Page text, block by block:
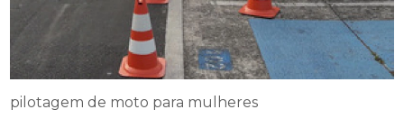
pilotagem de moto para mulheres